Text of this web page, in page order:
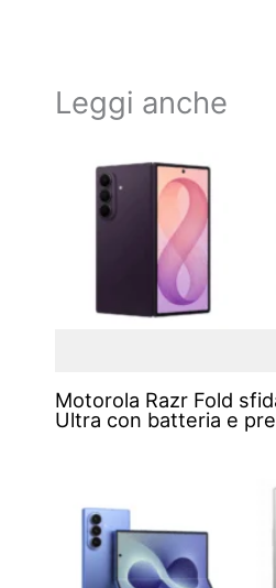
Leggi anche
Motorola Razr Fold
Ultra con batteria e